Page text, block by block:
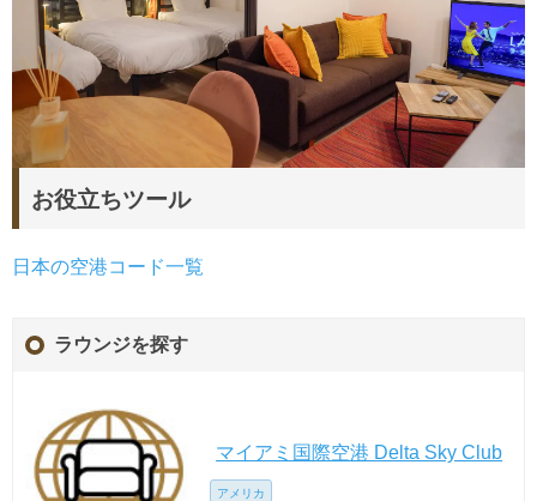
お役立ちツール
日本の空港コード一覧
ラウンジを探す
マイアミ国際空港 Delta Sky Club
アメリカ